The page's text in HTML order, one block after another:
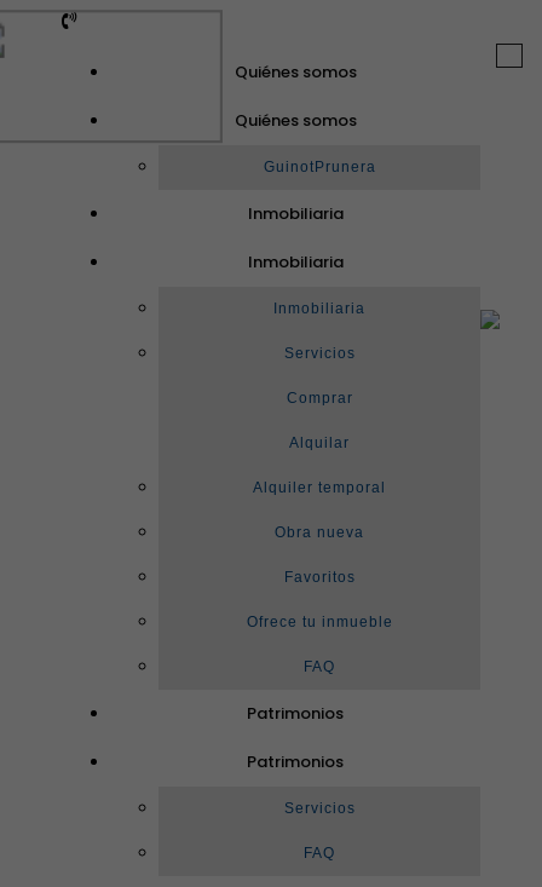
Quiénes somos
Quiénes somos
GuinotPrunera
Inmobiliaria
Inmobiliaria
Inmobiliaria
Servicios
Comprar
Alquilar
Alquiler temporal
Obra nueva
Favoritos
Ofrece tu inmueble
FAQ
Patrimonios
Patrimonios
Servicios
FAQ